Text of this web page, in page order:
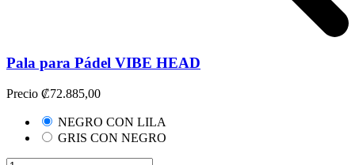
Pala para Pádel VIBE HEAD
Precio ₡72.885,00
NEGRO CON LILA
GRIS CON NEGRO